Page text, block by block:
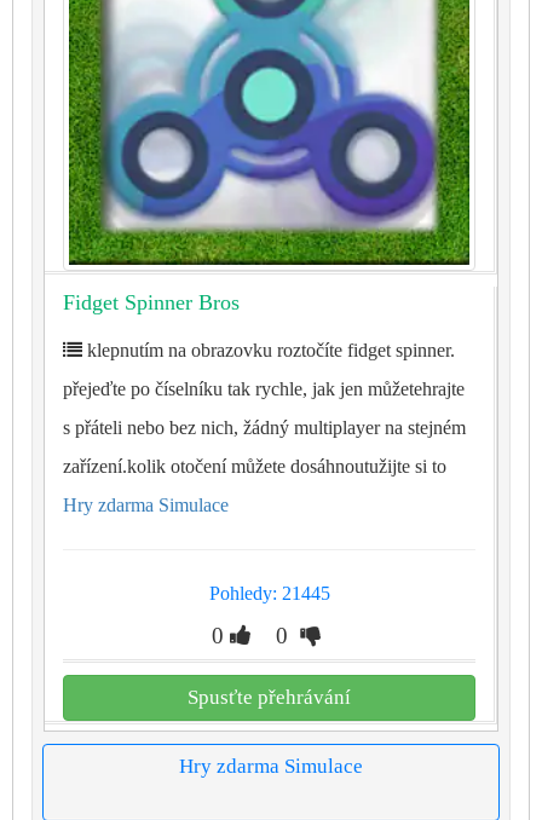
Fidget Spinner Bros
klepnutím na obrazovku roztočíte fidget spinner.
přejeďte po číselníku tak rychle, jak jen můžetehrajte
s přáteli nebo bez nich, žádný multiplayer na stejném
zařízení.kolik otočení můžete dosáhnoutužijte si to
Hry zdarma Simulace
Pohledy: 21445
0 0
Spusťte přehrávání
Hry zdarma Simulace